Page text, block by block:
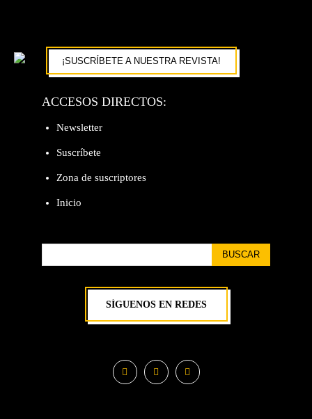
¡SUSCRÍBETE A NUESTRA REVISTA!
ACCESOS DIRECTOS:
Newsletter
Suscríbete
Zona de suscriptores
Inicio
BUSCAR
SÍGUENOS EN REDES